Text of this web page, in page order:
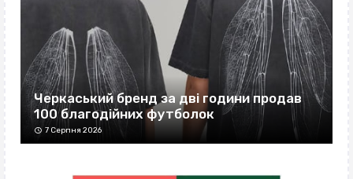
Черкаський бренд за дві години продав
100 благодійних футболок
7 Серпня 2026